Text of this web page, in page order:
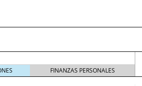
FINANZAS PERSONALES